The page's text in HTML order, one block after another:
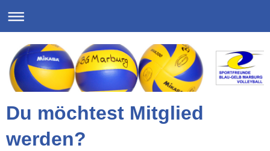
Du möchtest Mitglied
werden?